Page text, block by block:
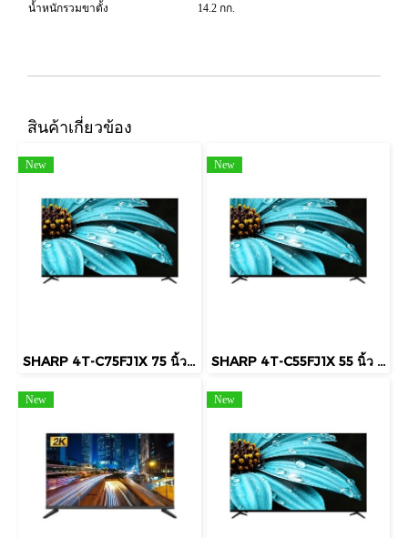
น้ำหนักรวมขาตั้ง
14.2 กก.
สินค้าเกี่ยวข้อง
New
SHARP 4T-C75FJ1X 75 นิ้ว 4K UHD Google TV HDR10 Dolby Audio
New
SHARP 4T-C55FJ1X 55 นิ้ว 4K UHD Google TV Dolby Audio Smart TV
New New